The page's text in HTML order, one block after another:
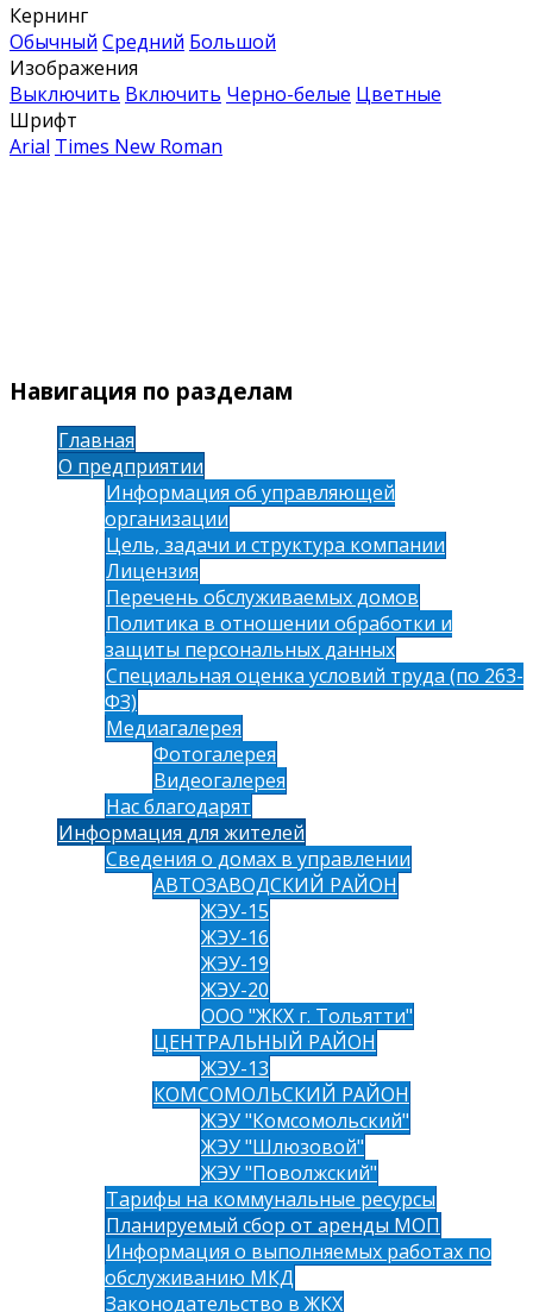
Кернинг
Обычный Средний Большой
Изображения
Выключить Включить Черно-белые Цветные
Шрифт
Arial Times New Roman
Навигация по разделам
Главная
О предприятии
Информация об управляющей
организации
Цель, задачи и структура компании
Лицензия
Перечень обслуживаемых домов
Политика в отношении обработки и
защиты персональных данных
Специальная оценка условий труда (по 263-
ФЗ)
Медиагалерея
Фотогалерея
Видеогалерея
Нас благодарят
Информация для жителей
Сведения о домах в управлении
АВТОЗАВОДСКИЙ РАЙОН
ЖЭУ-15
ЖЭУ-16
ЖЭУ-19
ЖЭУ-20
ООО "ЖКХ г. Тольятти"
ЦЕНТРАЛЬНЫЙ РАЙОН
ЖЭУ-13
КОМСОМОЛЬСКИЙ РАЙОН
ЖЭУ "Комсомольский"
ЖЭУ "Шлюзовой"
ЖЭУ "Поволжский"
Тарифы на коммунальные ресурсы
Планируемый сбор от аренды МОП
Информация о выполняемых работах по
обслуживанию МКД
Законодательство в ЖКХ